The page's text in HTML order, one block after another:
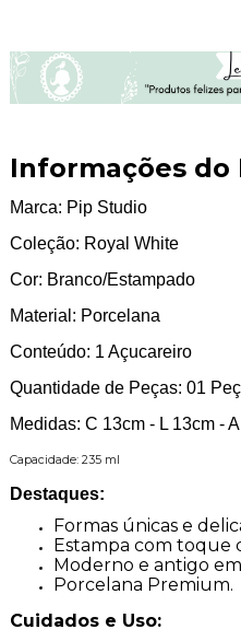
Informações do
Marca: Pip Studio
Coleção: Royal White
Cor: Branco/Estampado
Material: Porcelana
Conteúdo: 1 Açucareiro
Quantidade de Peças: 01
Medidas: C 13cm - L 13cm -
Capacidade: 235 ml
Destaques:
Formas únicas e
Estampa com toque
Moderno e antigo
Porcelana Premium.
Cuidados e Uso: